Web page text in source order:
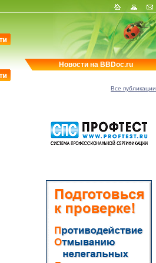
Новости на BBDoc.ru
Все публикации